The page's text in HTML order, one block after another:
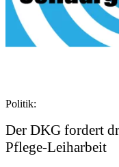
Politik:
Der DKG fordert
Pflege-Leiharbeit